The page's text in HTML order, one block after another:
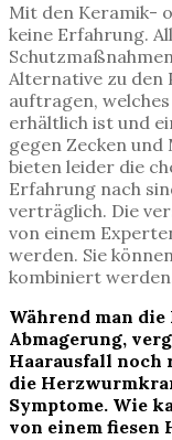
Mit den Keramik-
keine Erfahrung.
Alternative zu den
auftragen,
erhältlich ist und
gegen Zecken und
bieten leider die
Erfahrung nach
verträglich. Die
von einem
werden. Sie
kombiniert
Während man
Abmagerung,
Haarausfall
die
Symptome. Wie
von einem fiesen